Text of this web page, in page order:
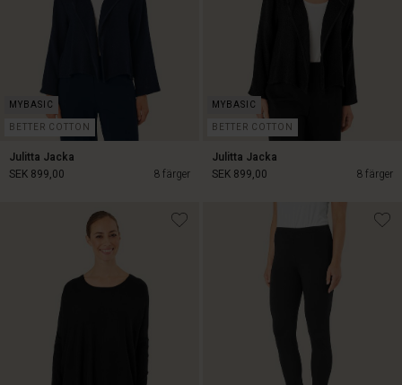
BETTER COTTON
Julitta Jacka
8 färger
SEK 899,00
BETTER COTTON
Julitta Jacka
8 färger
SEK 899,00